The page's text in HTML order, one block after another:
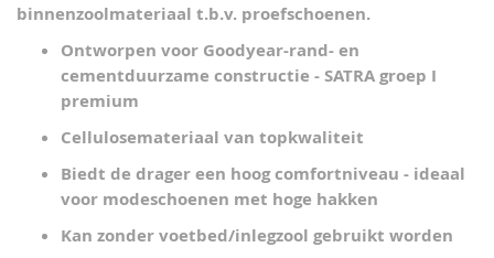
binnenzoolmateriaal t.b.v. proefschoenen.
Ontworpen voor Goodyear-rand- en
cementduurzame constructie - SATRA groep I
premium
Cellulosemateriaal van topkwaliteit
Biedt de drager een hoog comfortniveau - ideaal
voor modeschoenen met hoge hakken
Kan zonder voetbed/inlegzool gebruikt worden
images
gallery